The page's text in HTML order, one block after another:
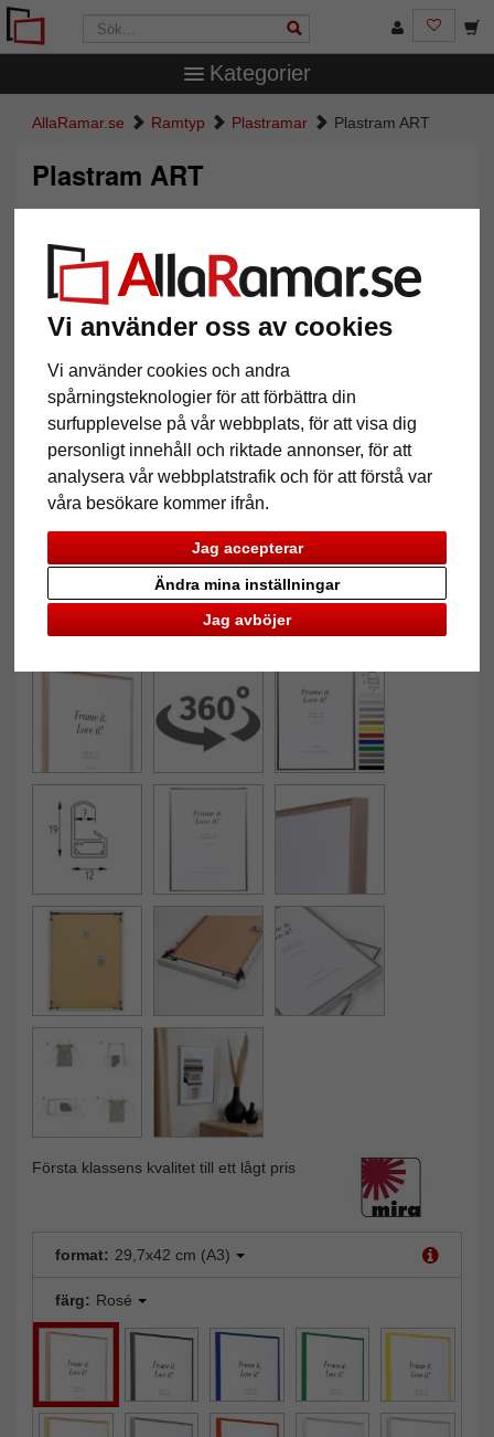
Vi använder oss av cookies
Vi använder cookies och andra
spårningsteknologier för att förbättra din
surfupplevelse på vår webbplats, för att visa dig
personligt innehåll och riktade annonser, för att
analysera vår webbplatstrafik och för att förstå var
våra besökare kommer ifrån.
Jag accepterar
Jag avböjer
Ändra mina inställningar
Kategorier
AllaRamar.se Ramtyp Plastramar Plastram ART
Plastram ART
Första klassens kvalitet till ett lågt pris
format: 29,7x42 cm (A3)
färg: Rosé